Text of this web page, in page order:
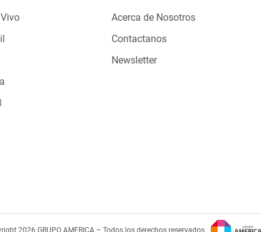
Acerca de Nosotros
Contactanos
Newsletter
2026 GRUPO AMERICA – Todos los derechos reservados